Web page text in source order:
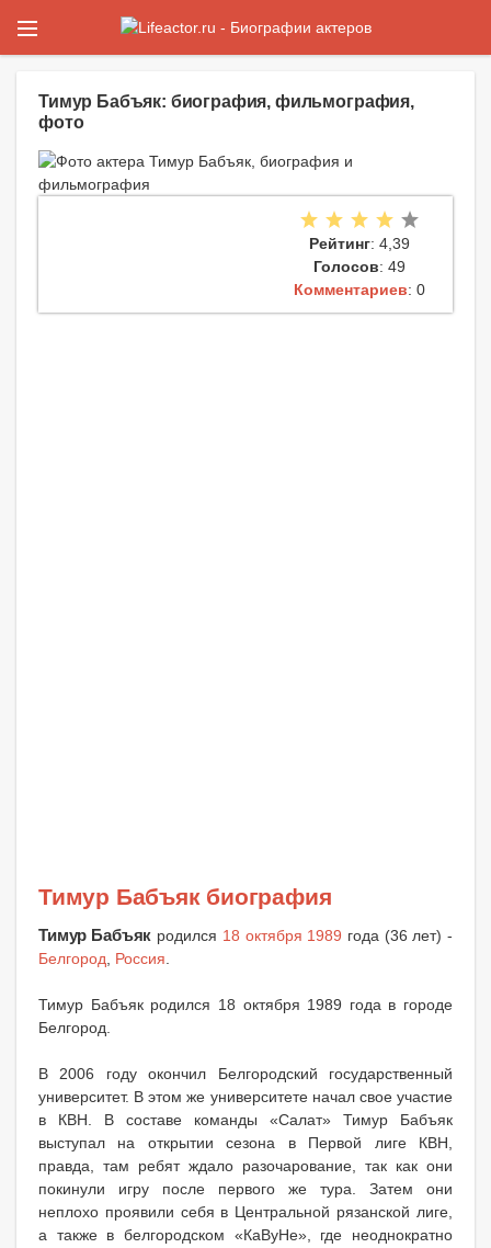
Тимур Бабъяк: биография, фильмография,
фото
Рейтинг: 4,39
Голосов: 49
Комментариев: 0
Тимур Бабъяк биография
Тимур Бабъяк родился 18 октября 1989 года (36 лет) -
Белгород
Россия
Тимур Бабъяк родился 18 октября 1989 года в городе
Белгород.
В 2006 году окончил Белгородский государственный
университет. В этом же университете начал свое участие
в КВН. В составе команды «Салат» Тимур Бабъяк
выступал на открытии сезона в Первой лиге КВН,
правда, там ребят ждало разочарование, так как они
покинули игру после первого же тура. Затем они
неплохо проявили себя в Центральной рязанской лиге,
а также в белгородском «КаВуНе», где неоднократно